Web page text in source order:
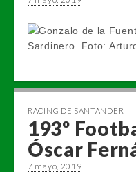
RACING DE SANTANDER
193º
Óscar
7 mayo, 2019